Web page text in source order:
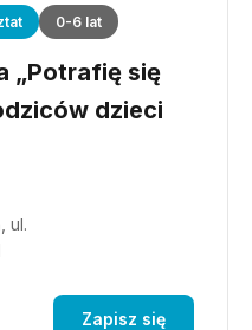
0-6 lat
„Potrafię się
dzieci
ul.
Zapisz się